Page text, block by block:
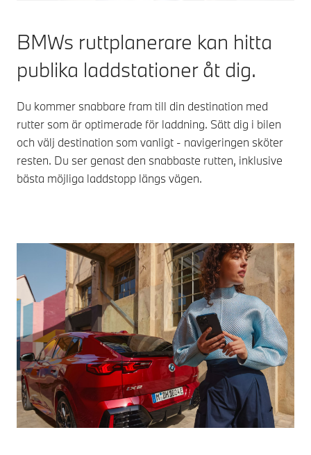
information
och mer för
olika
laddstationer.
BMWs ruttplanerare kan hitta
publika laddstationer åt dig.
Du kommer snabbare fram till din destination med
rutter som är optimerade för laddning. Sätt dig i bilen
och välj destination som vanligt - navigeringen sköter
resten. Du ser genast den snabbaste rutten, inklusive
bästa möjliga laddstopp längs vägen.